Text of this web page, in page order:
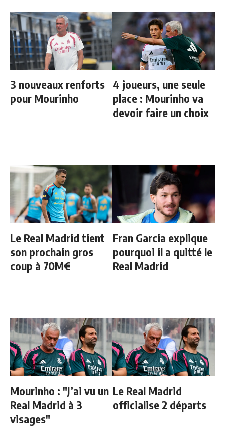
3 nouveaux renforts
pour Mourinho
4 joueurs, une seule
place : Mourinho va
devoir faire un choix
Le Real Madrid tient
son prochain gros
coup à 70M€
Fran Garcia explique
pourquoi il a quitté le
Real Madrid
Mourinho : "J’ai vu un
Real Madrid à 3
visages"
Le Real Madrid
officialise 2 départs